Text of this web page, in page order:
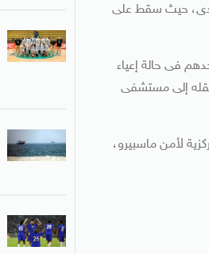
حيث سقط على
تم نقل أحدهم فى حالة إعياء
إلى مستشفى
لأمن ماسبيرو،